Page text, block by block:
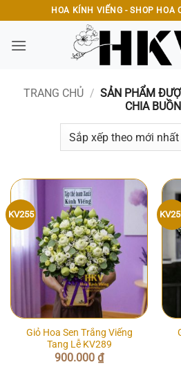
qua
nội
HOA KÍNH VIẾNG - SHOP HOA
TRANG CHỦ / SẢN PHẨM
CHIA
KV255
Giỏ Hoa Sen Trắng Viếng
Tang Lễ KV289
900.000 ₫